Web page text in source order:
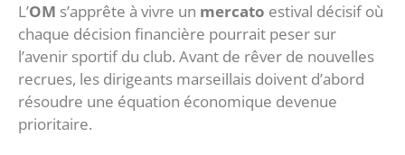
‎L’OM s’apprête à vivre un mercato estival décisif où
chaque décision financière pourrait peser sur
l’avenir sportif du club. Avant de rêver de nouvelles
recrues, les dirigeants marseillais doivent d’abord
résoudre une équation économique devenue
prioritaire.